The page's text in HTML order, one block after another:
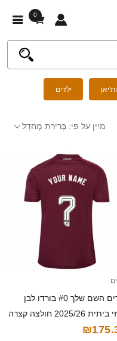
0
ילדים
מיין על פי: בְּרִירַת מֶחדָל
ילדים השם שלך #0 בורדו לבן
2025/26 חולצה קצרה